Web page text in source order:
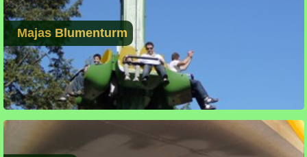
Majas Blumenturm